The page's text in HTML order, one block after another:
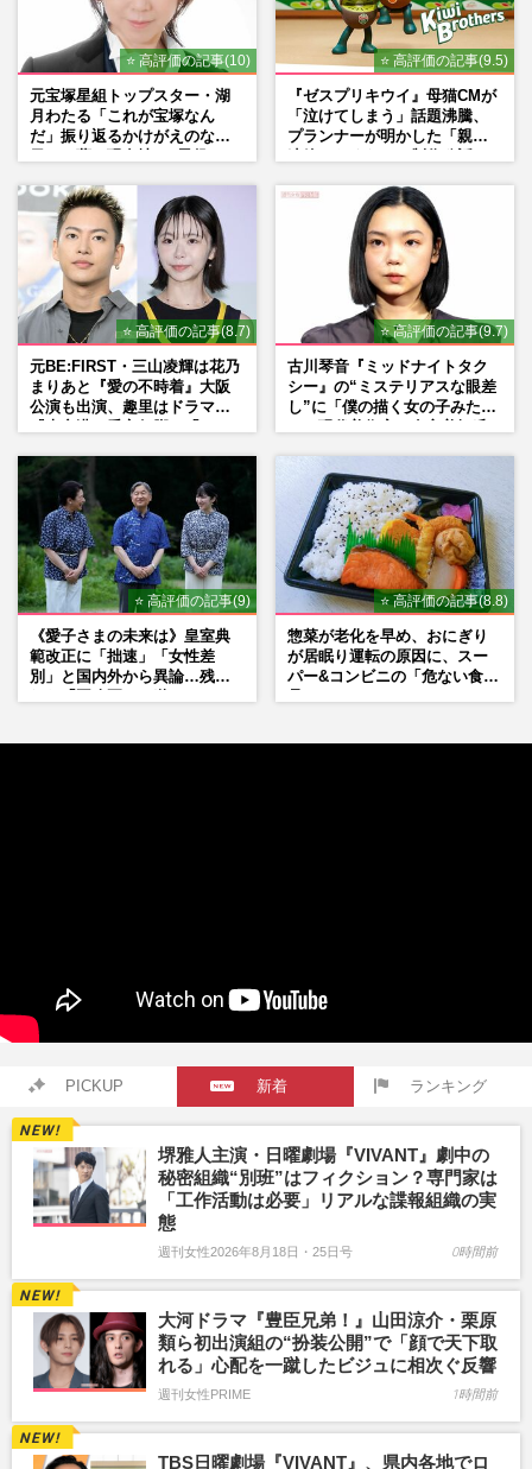
⭐ 高評価の記事(10)
元宝塚星組トップスター・湖
月わたる「これが宝塚なん
だ」振り返るかけがえのない
⭐ 高評価の記事(9.5)
『ゼスプリキウイ』母猫CMが
「泣けてしまう」話題沸騰、
プランナーが明かした「親に
⭐ 高評価の記事(8.7)
元BE:FIRST・三山凌輝は花乃
まりあと『愛の不時着』大阪
公演も出演、趣里はドラマ
⭐ 高評価の記事(9.7)
古川琴音『ミッドナイトタク
シー』の“ミステリアスな眼差
し”に「僕の描く女の子みた
⭐ 高評価の記事(9)
《愛子さまの未来は》皇室典
範改正に「拙速」「女性差
別」と国内外から異論…残さ
⭐ 高評価の記事(8.8)
惣菜が老化を早め、おにぎり
が居眠り運転の原因に、スー
パー&コンビニの「危ない食
PICKUP 新着 ランキング
堺雅人主演・日曜劇場『VIVANT』劇中の
秘密組織“別班”はフィクション？専門家は
「工作活動は必要」リアルな諜報組織の実
態
週刊女性2026年8月18日・25日号 0時間前
大河ドラマ『豊臣兄弟！』山田涼介・栗原
類ら初出演組の“扮装公開”で「顔で天下取
れる」心配を一蹴したビジュに相次ぐ反響
週刊女性PRIME 1時間前
TBS日曜劇場『VIVANT』、県内各地でロ